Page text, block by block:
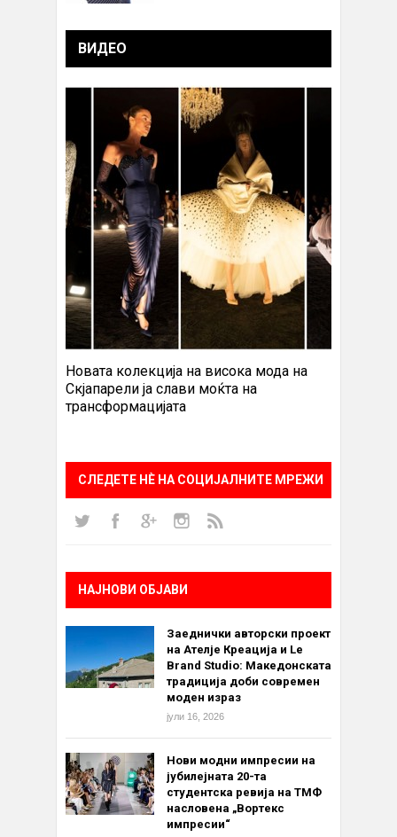
ВИДЕО
Новата колекција на висока мода на
Скјапарели ја слави моќта на
трансформацијата
СЛЕДЕТЕ НÈ НА СОЦИЈАЛНИТЕ МРЕЖИ
НАЈНОВИ ОБЈАВИ
Заеднички авторски проект
на Ателје Креација и Le
Brand Studio: Македонската
традиција доби современ
моден израз
јули 16, 2026
Нови модни импресии на
јубилејната 20-та
студентска ревија на ТМФ
насловена „Вортекс
импресии“